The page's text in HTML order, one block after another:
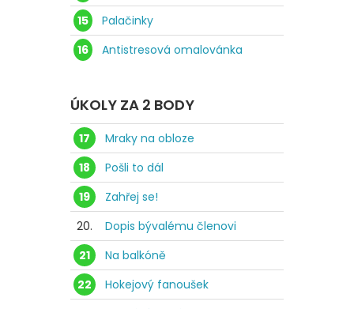
15
Palačinky
16
Antistresová omalovánka
ÚKOLY ZA 2 BODY
17
Mraky na obloze
18
Pošli to dál
19
Zahřej se!
20.
Dopis bývalému členovi
21
Na balkóně
22
Hokejový fanoušek